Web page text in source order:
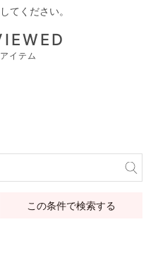
てください。
イテム
この条件で検索する